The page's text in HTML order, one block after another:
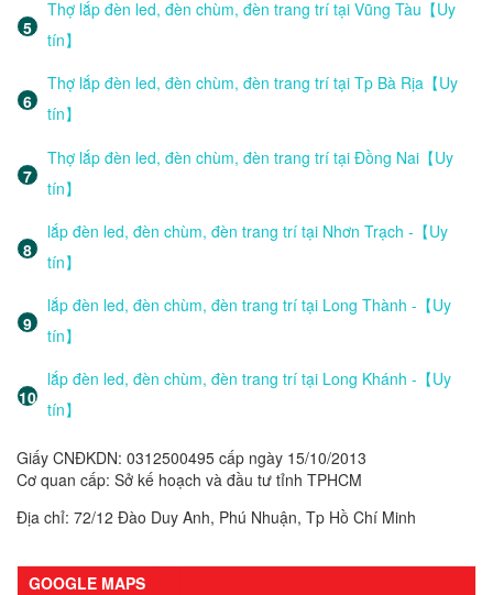
Thợ lắp đèn led, đèn chùm, đèn trang trí tại Vũng Tàu【Uy
tín】
Thợ lắp đèn led, đèn chùm, đèn trang trí tại Tp Bà Rịa【Uy
tín】
Thợ lắp đèn led, đèn chùm, đèn trang trí tại Đồng Nai【Uy
tín】
lắp đèn led, đèn chùm, đèn trang trí tại Nhơn Trạch -【Uy
tín】
lắp đèn led, đèn chùm, đèn trang trí tại Long Thành -【Uy
tín】
lắp đèn led, đèn chùm, đèn trang trí tại Long Khánh -【Uy
tín】
Giấy CNĐKDN: 0312500495 cấp ngày 15/10/2013
Cơ quan cấp: Sở kế hoạch và đầu tư tỉnh TPHCM
Địa chỉ: 72/12 Đào Duy Anh, Phú Nhuận, Tp Hồ Chí Minh
GOOGLE MAPS